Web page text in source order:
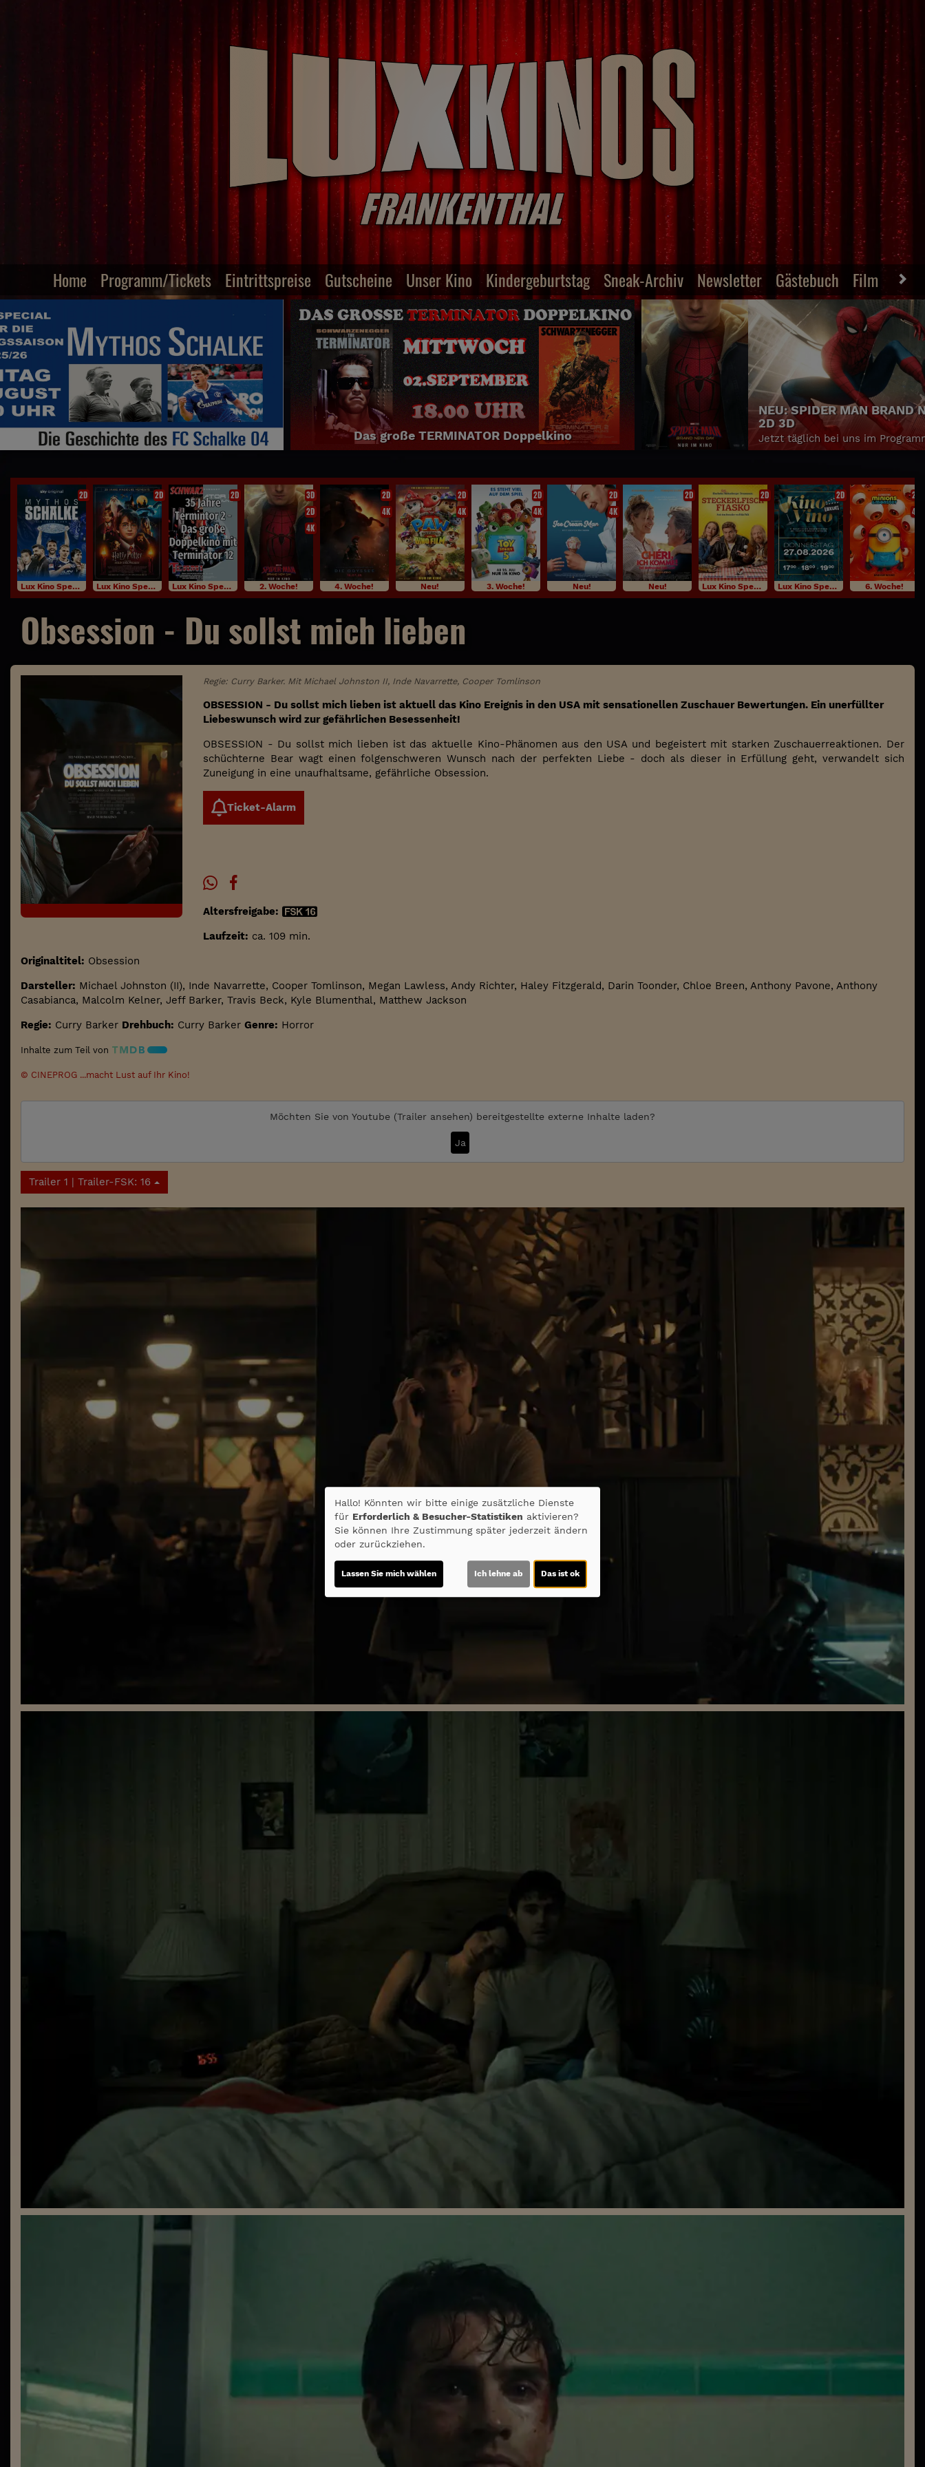
Home Programm/Tickets Eintrittspreise Gutscheine Unser Kino Kindergeburtstag Sneak-Archiv Newsletter Gästebuch Film-Archiv
Das große TERMINATOR Doppelkino
NEU: SPIDER MAN BRAND NEW DAY
2D 3D
Jetzt täglich bei uns im Programm!
NEUES FAMILY KINO: PAW
DER DINO FILM
Die größte Mission der Paw
Zeiten - jetzt Tickets sichern!
2D
Lux Kino Specials
2D
Lux Kino Specials
2D
Lux Kino Specials
3D
2D
4K
2. Woche!
2D
4K
4. Woche!
2D
4K
Neu!
2D
4K
3. Woche!
2D
4K
Neu!
2D
Neu!
2D
Lux Kino Specials
2D
Lux Kino Specials
2D
4K
6. Woche!
Obsession - Du sollst mich lieben
Regie: Curry Barker. Mit Michael Johnston II, Inde Navarrette, Cooper Tomlinson
OBSESSION - Du sollst mich lieben ist aktuell das Kino Ereignis in den USA mit sensationellen Zuschauer Bewertungen. Ein unerfüllter
Liebeswunsch wird zur gefährlichen Besessenheit!
OBSESSION - Du sollst mich lieben ist das aktuelle Kino-Phänomen aus den USA und begeistert mit starken Zuschauerreaktionen. Der
schüchterne Bear wagt einen folgenschweren Wunsch nach der perfekten Liebe - doch als dieser in Erfüllung geht, verwandelt sich
Zuneigung in eine unaufhaltsame, gefährliche Obsession.
Ticket-Alarm
Altersfreigabe:
Laufzeit: ca. 109 min.
Originaltitel: Obsession
Darsteller: Michael Johnston (II), Inde Navarrette, Cooper Tomlinson, Megan Lawless, Andy Richter, Haley Fitzgerald, Darin Toonder, Chloe Breen, Anthony Pavone, Anthony
Casabianca, Malcolm Kelner, Jeff Barker, Travis Beck, Kyle Blumenthal, Matthew Jackson
Regie: Curry Barker Drehbuch: Curry Barker Genre: Horror
Inhalte zum Teil von
© CINEPROG ...macht Lust auf Ihr Kino!
Möchten Sie von Youtube (Trailer ansehen) bereitgestellte externe Inhalte laden?
Ja
Trailer 1 | Trailer-FSK: 16
Hallo! Könnten wir bitte einige zusätzliche Dienste
für Erforderlich & Besucher-Statistiken aktivieren?
Sie können Ihre Zustimmung später jederzeit ändern
oder zurückziehen.
Lassen Sie mich wählen Ich lehne ab Das ist ok